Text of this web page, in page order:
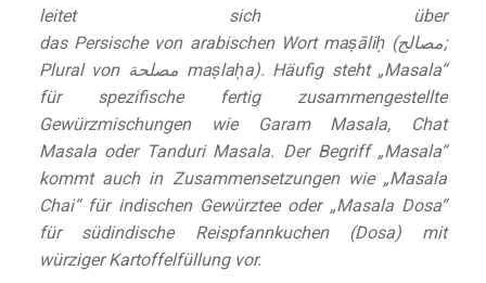
leitet sich über
das Persische von arabischen Wort maṣāliḥ (مصالح;
Plural von مصلحة maṣlaḥa). Häufig steht „Masala“
für spezifische fertig zusammengestellte
Gewürzmischungen wie Garam Masala, Chat
Masala oder Tanduri Masala. Der Begriff „Masala“
kommt auch in Zusammensetzungen wie „Masala
Chai“ für indischen Gewürztee oder „Masala Dosa“
für südindische Reispfannkuchen (Dosa) mit
würziger Kartoffelfüllung vor.